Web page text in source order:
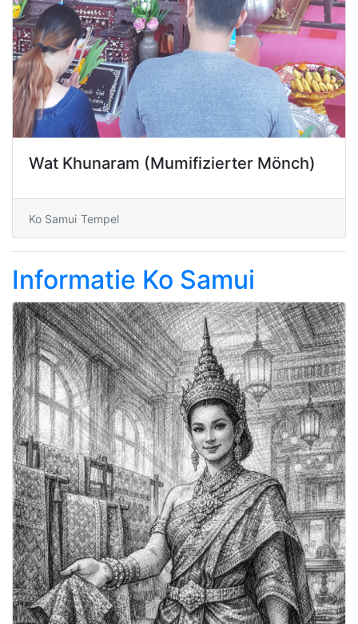
Wat Khunaram (Mumifizierter Mönch)
Ko Samui Tempel
Informatie Ko Samui